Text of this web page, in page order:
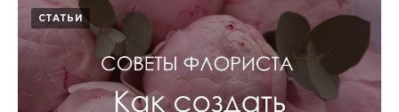
СТАТЬИ